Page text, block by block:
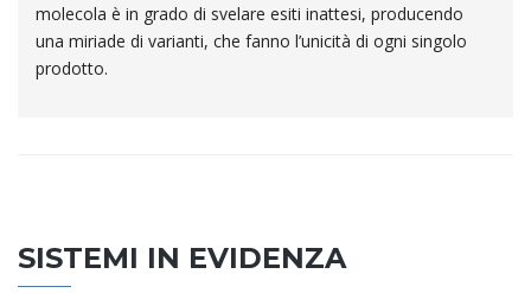
molecola è in grado di svelare esiti inattesi, producendo
una miriade di varianti, che fanno l’unicità di ogni singolo
prodotto.
SISTEMI IN EVIDENZA